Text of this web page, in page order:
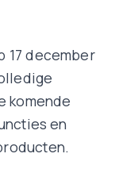
17 december
komende
en